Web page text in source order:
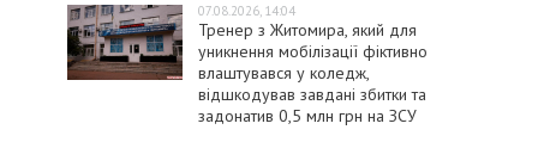
07.08.2026, 14:04
Тренер з Житомира, який для
уникнення мобілізації фіктивно
влаштувався у коледж,
відшкодував завдані збитки та
задонатив 0,5 млн грн на ЗСУ